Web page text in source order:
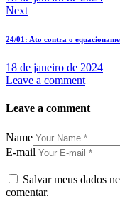
Next
24/01: Ato contra o
18 de janeiro de 2024
Leave a comment
Leave a comment
Name
E-mail
Salvar meus dados
comentar.